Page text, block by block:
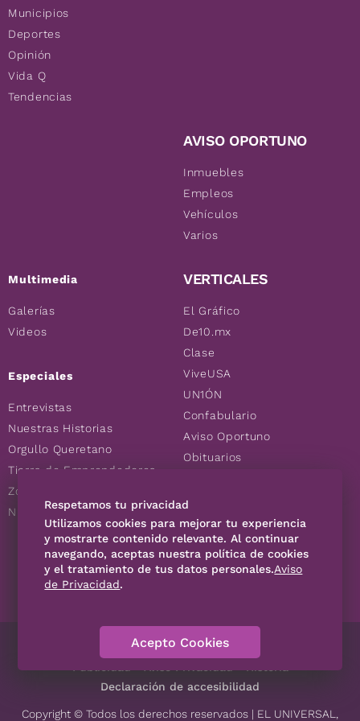
Municipios
Deportes
Opinión
Vida Q
Tendencias
Multimedia
Galerías
Videos
Especiales
Entrevistas
Nuestras Historias
Orgullo Queretano
Tierra de Emprendedores
Zoociales
Nuevos Queretanos
AVISO OPORTUNO
Inmuebles
Empleos
Vehículos
Varios
VERTICALES
El Gráfico
De10.mx
Clase
ViveUSA
UN1ÓN
Confabulario
Aviso Oportuno
Obituarios
Consultas
SÍGUENOS
Contáctanos Código de Ética
Declaración de accesibilidad
Copyright © Todos los derechos reservados | EL UNIVERSAL,
Respetamos tu privacidad
Utilizamos cookies para mejorar tu experiencia
y mostrarte contenido relevante. Al continuar
navegando, aceptas nuestra política de cookies
y el tratamiento de tus datos personales.Aviso
de Privacidad.
Acepto Cookies